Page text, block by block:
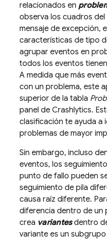
relacionados en
observa los cuadros del
mensaje de excepción,
características de tipo
agrupar eventos en
todos los eventos
A medida que más
con un problema, este
superior de la tabla
panel de Crashlytics.
clasificación te ayuda a
problemas de mayor
Sin embargo, incluso
eventos, los
punto de fallo pueden
seguimiento de pila
causa raíz diferente.
diferencia dentro de un
crea variantesdentro
variante es un